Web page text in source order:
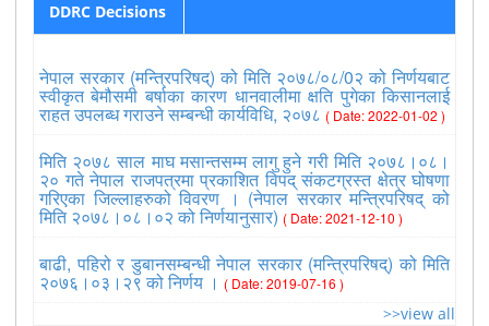
DDRC Decisions
नेपाल सरकार (मन्त्रिपरिषद्) को मिति २०७८/०८/0२ को निर्णयबाट
स्वीकृत बेमौसमी बर्षाका कारण धानवालीमा क्षति पुगेका किसानलाई
राहत उपलब्ध गराउने सम्बन्धी कार्यविधि, २०७८ ( Date: 2022-01-02 )
मिति २०७८ साल माघ मसान्तसम्म लागु हुने गरी मिति २०७८।०८।
२० गते नेपाल राजपत्रमा प्रकाशित विपद् संकटग्रस्त क्षेत्र घोषणा
गरिएका जिल्लाहरुको विवरण । (नेपाल सरकार मन्त्रिपरिषद् को
मिति २०७८।०८।०२ को निर्णयानुसार) ( Date: 2021-12-10 )
बाढी, पहिरो र डुबानसम्बन्धी नेपाल सरकार (मन्त्रिपरिषद्) को मिति
२०७६।०३।२९ को निर्णय । ( Date: 2019-07-16 )
>>view all